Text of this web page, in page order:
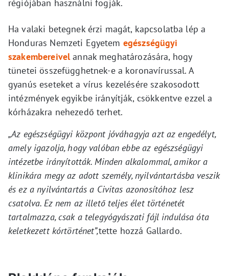
régiójában használni fogják.
Ha valaki betegnek érzi magát, kapcsolatba lép a
Honduras Nemzeti Egyetem egészségügyi
szakembereivelannak meghatározására, hogy
tünetei összefügghetnek-e a koronavírussal. A
gyanús eseteket a vírus kezelésére szakosodott
intézmények egyikbe irányítják, csökkentve ezzel a
kórházakra nehezedő terhet.
„Az egészségügyi központ jóváhagyja azt az engedélyt,
amely igazolja, hogy valóban ebbe az egészségügyi
intézetbe irányították. Minden alkalommal, amikor a
klinikára megy az adott személy, nyilvántartásba veszik
és ez a nyilvántartás a Civitas azonosítóhoz lesz
csatolva. Ez nem az illető teljes élet történetét
tartalmazza, csak a telegyógyászati fájl indulása óta
keletkezett kórtörténet”,tette hozzá Gallardo.